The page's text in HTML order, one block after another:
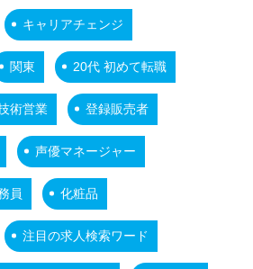
キャリアチェンジ
関東 20代 初めて転職
術営業 登録販売者
声優マネージャー
員 化粧品
注目の求人検索ワード